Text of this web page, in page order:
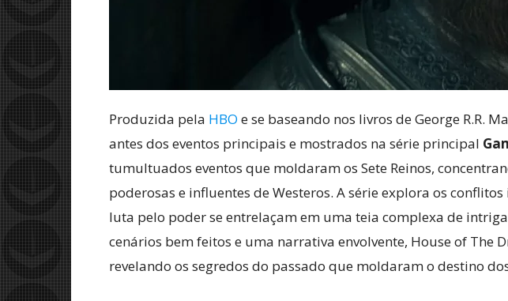
Produzida pela HBO e se baseando nos livros de George R.R.
antes dos eventos principais e mostrados na série principal
tumultuados eventos que moldaram os Sete Reinos,
poderosas e influentes de Westeros. A série explora os
luta pelo poder se entrelaçam em uma teia complexa de
cenários bem feitos e uma narrativa envolvente, House of The
revelando os segredos do passado que moldaram o destino